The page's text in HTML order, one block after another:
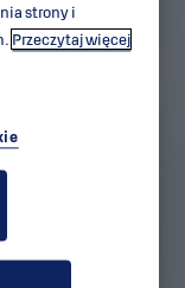
strony i
Przeczytaj więcej